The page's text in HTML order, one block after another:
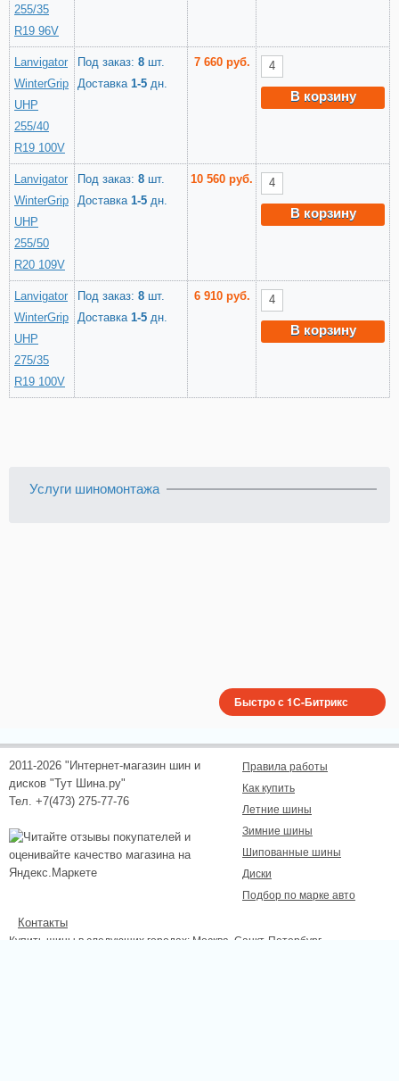
255/35
R19 96V
Lanvigator
WinterGrip
UHP
255/40
R19 100V
Под заказ: 8 шт.
Доставка 1-5 дн.
7 660 руб.
В корзину
Lanvigator
WinterGrip
UHP
255/50
R20 109V
Под заказ: 8 шт.
Доставка 1-5 дн.
10 560 руб.
В корзину
Lanvigator
WinterGrip
UHP
275/35
R19 100V
Под заказ: 8 шт.
Доставка 1-5 дн.
6 910 руб.
В корзину
Услуги шиномонтажа
2011-2026 "Интернет-магазин шин и
дисков "Тут Шина.ру"
Тел. +7(473) 275-77-76
Правила работы
Как купить
Летние шины
Зимние шины
Шипованные шины
Диски
Подбор по марке авто
Контакты
Купить шины в следующих городах: Москва , Санкт-Петербург,
Быстро с 1С-Битрикс